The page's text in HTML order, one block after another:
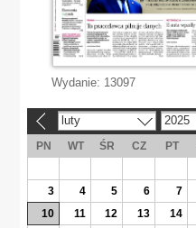
Wydanie: 13097
luty 2025
PN WT ŚR CZ PT
3
4 5 6 7
10
11 12 13 14